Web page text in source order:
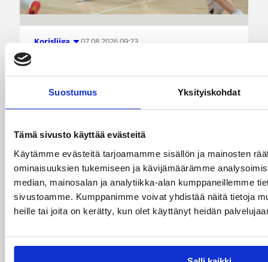
Suostumus Yksityiskohdat
Tämä sivusto käyttää evästeitä
Käytämme evästeitä tarjoamamme sisällön ja mainosten
ominaisuuksien tukemiseen ja kävijämäärämme
median, mainosalan ja analytiikka-alan kumppaneillemme
sivustoamme. Kumppanimme voivat yhdistää näitä tietoja
heille tai joita on kerätty, kun olet käyttänyt heidän
Korisliiga 07.08.2026 09:23
Daniel Dolenc KTP-Basketin
haaviin
Suomen lisäksi Ranskassa, Itävallassa,
Liettuassa, Romaniassa, Bosniassa ja viimeksi